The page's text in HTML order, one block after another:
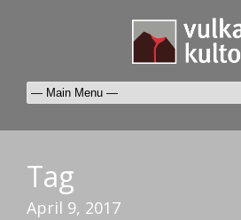
Tag
April 9, 2017